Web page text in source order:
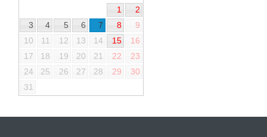
1
2
3
4 5 6 7 8
9
10
11 12 13 14 15
16
17
18 19 20 21 22
23
24
25 26 27 28 29
30
31